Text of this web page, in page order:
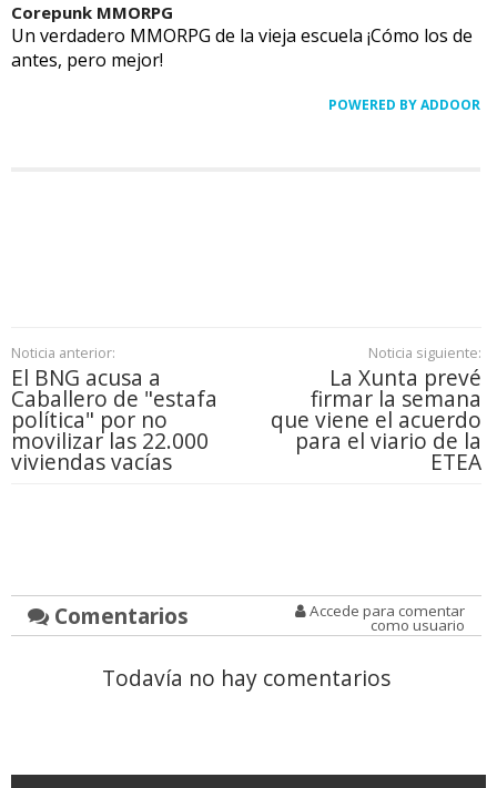
Corepunk MMORPG
Un verdadero MMORPG de la vieja escuela ¡Cómo los de
antes, pero mejor!
POWERED BY ADDOOR
Noticia anterior:
El BNG acusa a
Caballero de "estafa
política" por no
movilizar las 22.000
viviendas vacías
Noticia siguiente:
La Xunta prevé
firmar la semana
que viene el acuerdo
para el viario de la
ETEA
Comentarios Accede para comentar
como usuario
Todavía no hay comentarios